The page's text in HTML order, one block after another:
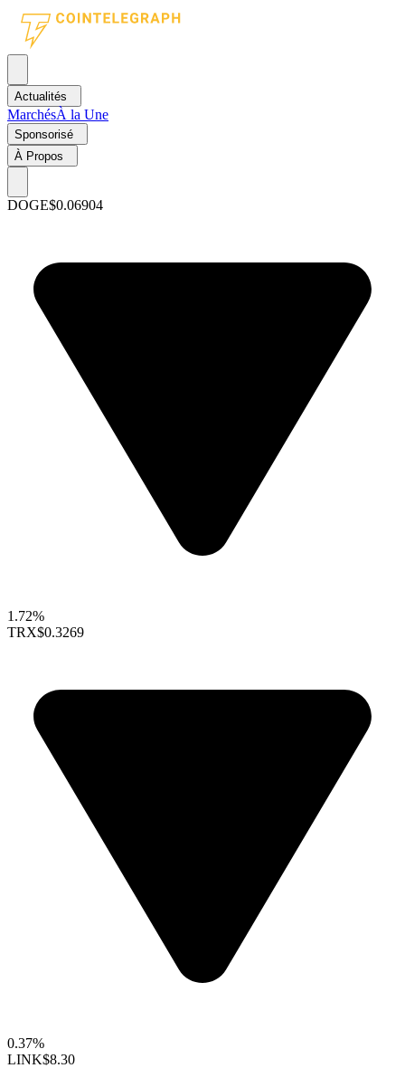
Actualités
MarchésÀ la Une
Sponsorisé
À Propos
DOGE$0.06904
1.72%
TRX$0.3269
0.37%
LINK$8.30